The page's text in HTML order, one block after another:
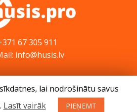
67 305 911
info@husis.lv
Preces
Akcijas
lai nodrošinātu savus
Lasīt vairāk PIEŅEMT